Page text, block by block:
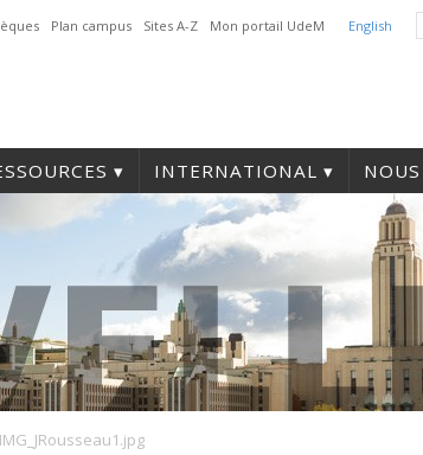
English
Plan campus Sites A-Z Mon portail UdeM
INTERNATIONAL
IMG_JRousseau1.jpg